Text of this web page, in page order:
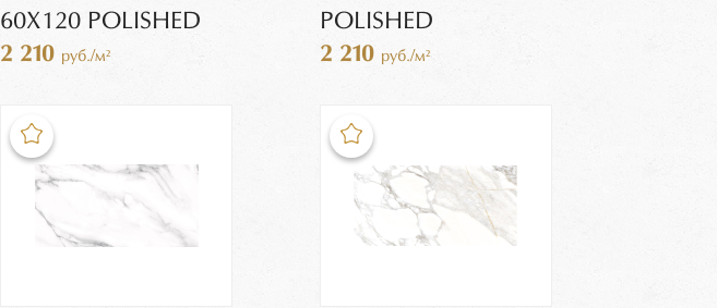
60X120 POLISHED
2 210 руб./м²
POLISHED
2 210 руб./м²